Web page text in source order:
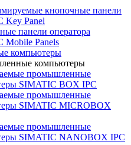
кнопочные панели
Key Panel
панели оператора
Mobile Panels
компьютеры
компьютеры
промышленные
SIMATIC BOX IPC
промышленные
SIMATIC MICROBOX
промышленные
SIMATIC NANOBOX IPC